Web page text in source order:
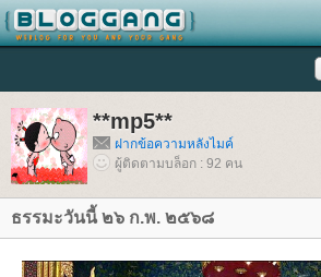
**mp5**
ฝากข้อความหลังไมค์
ผู้ติดตามบล็อก : 92 คน
ธรรมะวันนี้ ๒๖ ก.พ. ๒๕๖๘